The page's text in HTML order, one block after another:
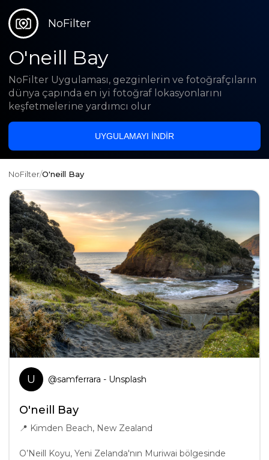
NoFilter
O'neill Bay
NoFilter Uygulaması, gezginlerin ve fotoğrafçıların
dünya çapında en iyi fotoğraf lokasyonlarını
keşfetmelerine yardımcı olur
UYGULAMAYI INDIR
NoFilter/O'neill Bay
U @samferrara - Unsplash
O'neill Bay
📍 Kimden Beach, New Zealand
O’Neill Koyu, Yeni Zelanda'nın Muriwai bölgesinde